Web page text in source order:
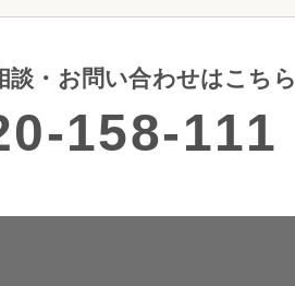
談・お問い合わせはこちら
158-111